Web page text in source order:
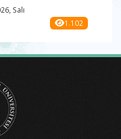
Salı
1.102